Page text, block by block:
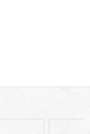
di recesso qui